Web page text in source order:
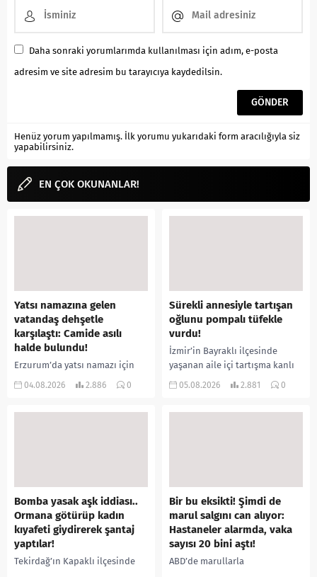
Daha sonraki yorumlarımda kullanılması için adım, e-posta
adresim ve site adresim bu tarayıcıya kaydedilsin.
Henüz yorum yapılmamış. İlk yorumu yukarıdaki form aracılığıyla siz
yapabilirsiniz.
EN ÇOK OKUNANLAR!
Yatsı namazına gelen
vatandaş dehşetle
karşılaştı: Camide asılı
halde bulundu!
Erzurum’da yatsı namazı için
camiye gelen bir vatandaş,
04.08.2026 2.886 0
Sürekli annesiyle tartışan
oğlunu pompalı tüfekle
vurdu!
İzmir’in Bayraklı ilçesinde
yaşanan aile içi tartışma kanlı
bitti. İddiaya göre, uzun süredir
05.08.2026 2.881 0
Bomba yasak aşk iddiası..
Ormana götürüp kadın
kıyafeti giydirerek şantaj
yaptılar!
Tekirdağ’ın Kapaklı ilçesinde
Bir bu eksikti! Şimdi de
marul salgını can alıyor:
Hastaneler alarmda, vaka
sayısı 20 bini aştı!
ABD’de marullarla